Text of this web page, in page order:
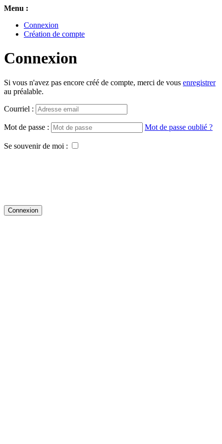
Menu :
Connexion
Création de compte
Connexion
Si vous n'avez pas encore créé de compte, merci de vous enregistrer
au préalable.
Courriel :
Mot de passe : Mot de passe oublié ?
Se souvenir de moi :
Connexion